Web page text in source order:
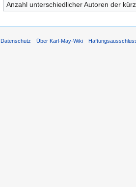
Anzahl unterschiedlicher Autoren der
Datenschutz Über Karl-May-Wiki